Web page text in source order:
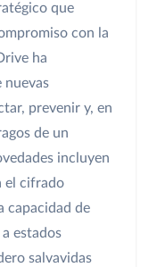
que
con la
ha
nuevas
prevenir y, en
de un
incluyen
el cifrado
capacidad de
estados
salvavidas